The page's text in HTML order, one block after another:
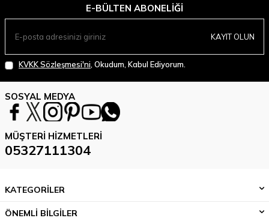
E-BÜLTEN ABONELIĞI
KAYIT OLUN
KVKK Sözleşmesi'ni , Okudum, Kabul Ediyorum.
SOSYAL MEDYA
MÜŞTERI HIZMETLERI
05327111304
KATEGORİLER
ÖNEMLİ BİLGİLER